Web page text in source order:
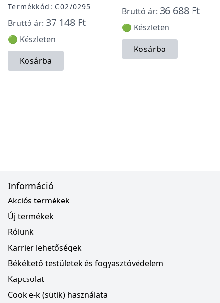
Termékkód: C02/0295
Bruttó ár: 37 148 Ft
🟢 Készleten
Kosárba
Bruttó ár: 36 688 Ft
🟢 Készleten
Kosárba
Információ
Akciós termékek
Új termékek
Rólunk
Karrier lehetőségek
Békéltető testületek és fogyasztóvédelem
Kapcsolat
Cookie-k (sütik) használata